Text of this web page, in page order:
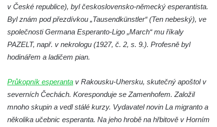
Hrob rodiny Stolle na hřbitově v Dolním
Podluží
Hrob Josefa Adlera na hřbitově v Dolním
Podluží
Hrob Eduarda Tietzeho na hřbitově v
Hrob rodiny Meisel na hřbitově v Dolním
v České republice), byl československo-německý esperantista.
Byl znám pod přezdívkou „Tausendkünstler“ (Ten nebeský), ve
společnosti Germana Esperanto-Ligo „March“ mu říkaly
PAZELT, např. v nekrologu (1927, č. 2, s. 9.). Profesně byl
hodinářem a ladičem pian.
Průkopník esperanta v Rakousku-Uhersku, skutečný apoštol v
severních Čechách. Koresponduje se Zamenhofem. Založil
mnoho skupin a vedl stálé kurzy. Vydavatel novin La migranto a
několika učebnic esperanta. Na jeho hrobě na hřbitově v Horním